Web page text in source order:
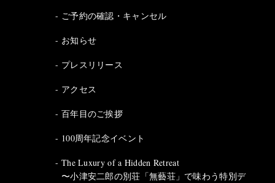
ご予約の確認・キャンセル
お知らせ
プレスリリース
アクセス
百年目のご挨拶
100周年記念イベント
The Luxury of a Hidden Retreat
〜小津安二郎の別荘「無藝荘」で味わう特別デ